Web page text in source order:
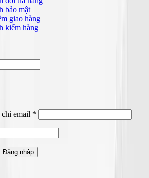
bảo mật
giao hàng
kiểm hàng
email *
buộc
Đăng nhập